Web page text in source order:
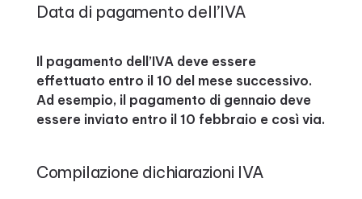
Data di pagamento dell’IVA
Il pagamento dell’IVA deve essere
effettuato entro il 10 del mese successivo.
Ad esempio, il pagamento di gennaio deve
essere inviato entro il 10 febbraio e così via.
Compilazione dichiarazioni IVA